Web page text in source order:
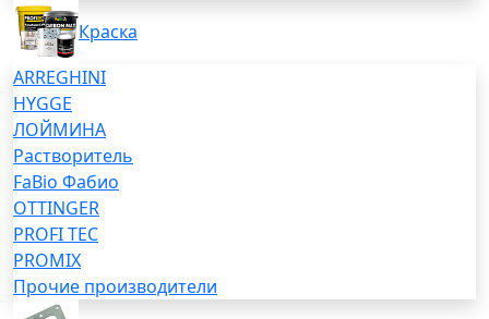
Краска
ARREGHINI
HYGGE
ЛОЙМИНА
Растворитель
FaBio Фабио
OTTINGER
PROFI TEC
PROMIX
Прочие производители